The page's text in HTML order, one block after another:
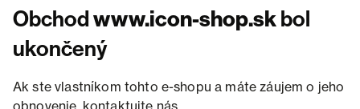
Obchodwww.icon-shop.skbol
ukončený
Ak ste vlastníkom tohto e-shopu a máte záujem o jeho
obnovenie, kontaktujte nás.